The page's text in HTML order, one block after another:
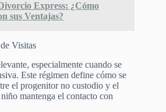
Express: ¿Cómo
sus Ventajas?
Visitas
especialmente cuando se
Este régimen define cómo se
el progenitor no custodio y el
mantenga el contacto con